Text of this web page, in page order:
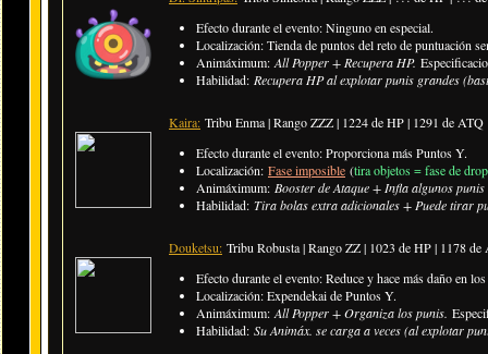
Efecto durante el evento: Ninguno en especial.
Localización: Tienda de puntos del reto de puntuación
Animáximum: All Popper + Recupera HP.
Habilidad: Recupera HP al explotar punis grandes
Kaira: Tribu Enma | Rango ZZZ | 1224 de HP | 1291 de ATQ
Efecto durante el evento: Proporciona más Puntos Y.
Localización: Fase imposible (tira objetos = fase de drop
Animáximum: Booster de Ataque + Infla algunos punis
Habilidad: Tira bolas extra adicionales + Puede tirar
Douketsu: Tribu Robusta | Rango ZZ | 1023 de HP | 1178 de
Efecto durante el evento: Reduce y hace más daño en
Localización: Expendekai de Puntos Y.
Animáximum: All Popper + Organiza los punis.
Habilidad: Su Animáx. se carga a veces (al explotar